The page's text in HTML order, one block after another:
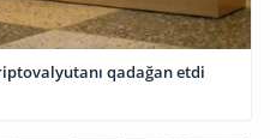
qadağan etdi